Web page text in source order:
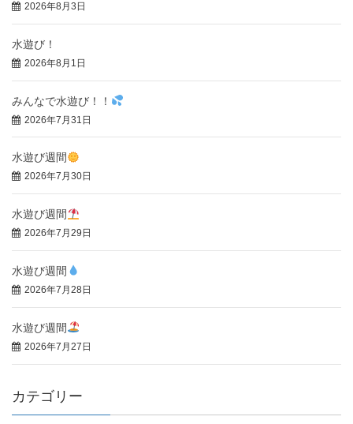
2026年8月3日
水遊び！
2026年8月1日
みんなで水遊び！！
2026年7月31日
水遊び週間
2026年7月30日
水遊び週間
2026年7月29日
水遊び週間
2026年7月28日
水遊び週間
2026年7月27日
カテゴリー